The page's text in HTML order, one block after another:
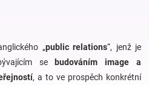
„public relations“, jenž je
se
budováním image a
, a to ve prospěch konkrétní